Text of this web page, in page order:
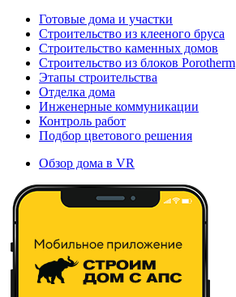
Готовые дома и участки
Строительство из клееного бруса
Строительство каменных домов
Строительство из блоков Porotherm
Этапы строительства
Отделка дома
Инженерные коммуникации
Контроль работ
Подбор цветового решения
Обзор дома в VR